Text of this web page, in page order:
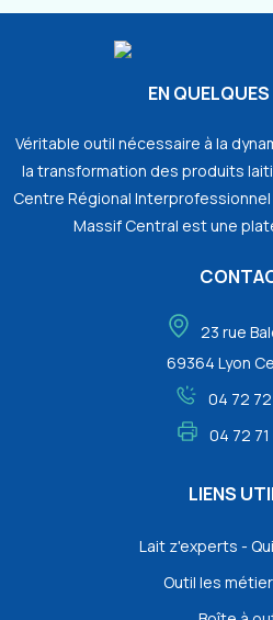
EN
Véritable outil nécessaire à la
la transformation des produits
Centre Régional
Massif Central est une
23 rue
69364 Lyon
04 72
04 72
LIENS
Lait z'experts -
Outil les